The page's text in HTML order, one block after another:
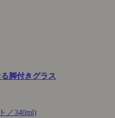
脚付きグラス
／340ml)